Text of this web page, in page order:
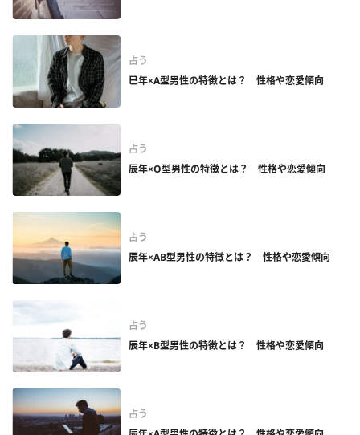
占う
巳年×A型男性の特徴とは？ 性格や恋愛傾向
占う
辰年×O型男性の特徴とは？ 性格や恋愛傾向
占う
辰年×AB型男性の特徴とは？ 性格や恋愛傾向
占う
辰年×B型男性の特徴とは？ 性格や恋愛傾向
占う